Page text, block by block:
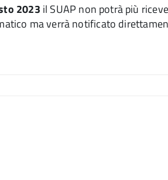
2023 il SUAP non potrà più
ma verrà notificato